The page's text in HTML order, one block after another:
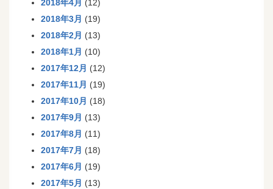
2018年4月 (12)
2018年3月 (19)
2018年2月 (13)
2018年1月 (10)
2017年12月 (12)
2017年11月 (19)
2017年10月 (18)
2017年9月 (13)
2017年8月 (11)
2017年7月 (18)
2017年6月 (19)
2017年5月 (13)